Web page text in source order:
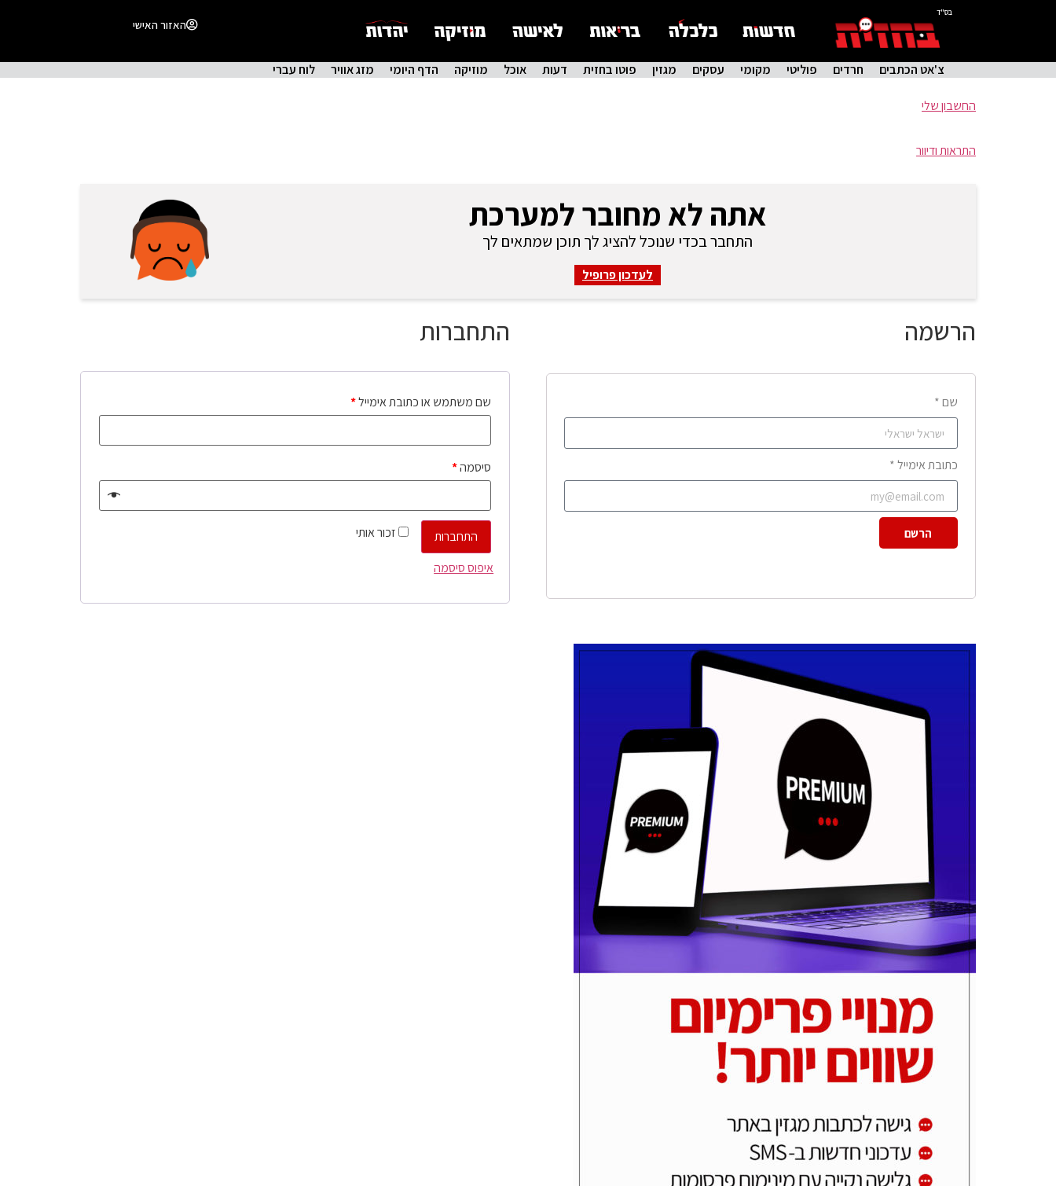
בס"ד
האזור האישי
צ'אט הכתבים חרדים פוליטי מקומי עסקים מגזין פוטו בחזית דעות אוכל מוזיקה הדף היומי מזג אוויר לוח עברי
החשבון שלי
התראות ודיוור
אתה לא מחובר למערכת
התחבר בכדי שנוכל להציג לך תוכן שמתאים לך
לעדכון פרופיל
התחברות
שם משתמש או כתובת אימייל*
סיסמה*
זכור אותי
התחברות
איפוס סיסמה
הרשמה
שם *
כתובת אימייל *
הרשם